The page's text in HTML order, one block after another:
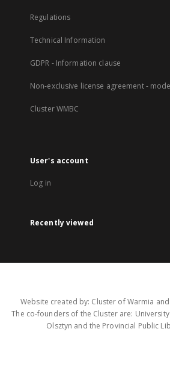
Regulations
Technical Information
GDPR - Information clause
Non-exclusive license agreement -
Cluster WMBC
User's account
Log in
Recently viewed
Website created by: Cluster of Warmia
The co-founders of the Cluster are:
Olsztyn and the Provincial Public